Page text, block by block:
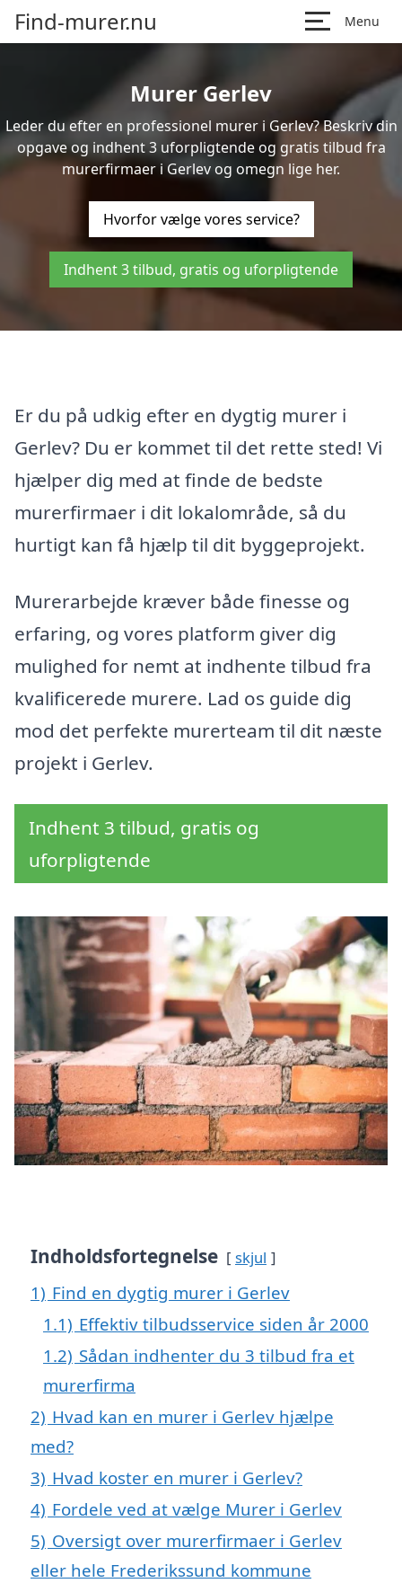
Find-murer.nu Menu
Murer Gerlev
Leder du efter en professionel murer i Gerlev? Beskriv din
opgave og indhent 3 uforpligtende og gratis tilbud fra
murerfirmaer i Gerlev og omegn lige her.
Hvorfor vælge vores service?
Indhent 3 tilbud, gratis og uforpligtende
Er du på udkig efter en dygtig murer i
Gerlev? Du er kommet til det rette sted! Vi
hjælper dig med at finde de bedste
murerfirmaer i dit lokalområde, så du
hurtigt kan få hjælp til dit byggeprojekt.
Murerarbejde kræver både finesse og
erfaring, og vores platform giver dig
mulighed for nemt at indhente tilbud fra
kvalificerede murere. Lad os guide dig
mod det perfekte murerteam til dit næste
projekt i Gerlev.
Indhent 3 tilbud, gratis og
uforpligtende
Indholdsfortegnelse skjul
1) Find en dygtig murer i Gerlev
1.1) Effektiv tilbudsservice siden år 2000
1.2) Sådan indhenter du 3 tilbud fra et
murerfirma
2) Hvad kan en murer i Gerlev hjælpe
med?
3) Hvad koster en murer i Gerlev?
4) Fordele ved at vælge Murer i Gerlev
5) Oversigt over murerfirmaer i Gerlev
eller hele Frederikssund kommune